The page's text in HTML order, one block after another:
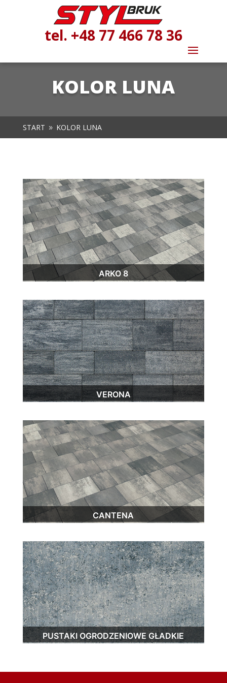
tel. +48 77 466 78 36
KOLOR LUNA
START 9 KOLOR LUNA
ARKO 8
VERONA
CANTENA
PUSTAKI OGRODZENIOWE GŁADKIE